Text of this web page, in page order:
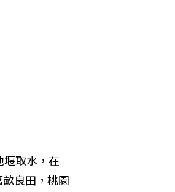
取水，在
良田，桃園